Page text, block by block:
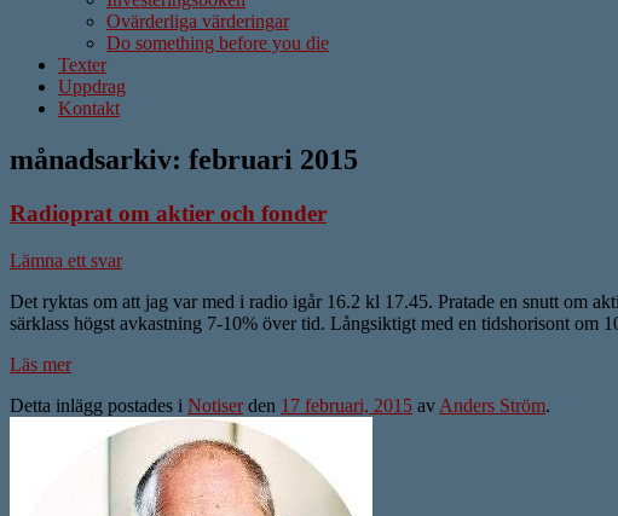
Ovärderliga värderingar
Do something before you die
Texter
Uppdrag
Kontakt
månadsarkiv: februari 2015
Radioprat om aktier och fonder
Lämna ett svar
Det ryktas om att jag var med i radio igår 16.2 kl 17.45. Pratade en snutt om
särklass högst avkastning 7-10% över tid. Långsiktigt med en tidshorisont om
Läs mer
Detta inlägg postades i Notiserden 17 februari, 2015 av Anders Ström.